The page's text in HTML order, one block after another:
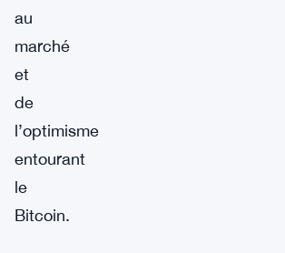
au
marché
et
de
l’optimisme
entourant
le
Bitcoin.